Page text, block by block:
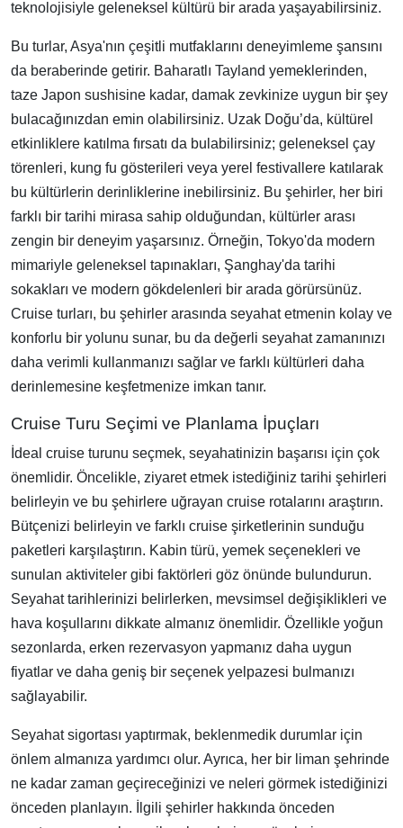
teknolojisiyle geleneksel kültürü bir arada yaşayabilirsiniz.
Bu turlar, Asya'nın çeşitli mutfaklarını deneyimleme şansını
da beraberinde getirir. Baharatlı Tayland yemeklerinden,
taze Japon sushisine kadar, damak zevkinize uygun bir şey
bulacağınızdan emin olabilirsiniz. Uzak Doğu’da, kültürel
etkinliklere katılma fırsatı da bulabilirsiniz; geleneksel çay
törenleri, kung fu gösterileri veya yerel festivallere katılarak
bu kültürlerin derinliklerine inebilirsiniz. Bu şehirler, her biri
farklı bir tarihi mirasa sahip olduğundan, kültürler arası
zengin bir deneyim yaşarsınız. Örneğin, Tokyo'da modern
mimariyle geleneksel tapınakları, Şanghay'da tarihi
sokakları ve modern gökdelenleri bir arada görürsünüz.
Cruise turları, bu şehirler arasında seyahat etmenin kolay ve
konforlu bir yolunu sunar, bu da değerli seyahat zamanınızı
daha verimli kullanmanızı sağlar ve farklı kültürleri daha
derinlemesine keşfetmenize imkan tanır.
Cruise Turu Seçimi ve Planlama İpuçları
İdeal cruise turunu seçmek, seyahatinizin başarısı için çok
önemlidir. Öncelikle, ziyaret etmek istediğiniz tarihi şehirleri
belirleyin ve bu şehirlere uğrayan cruise rotalarını araştırın.
Bütçenizi belirleyin ve farklı cruise şirketlerinin sunduğu
paketleri karşılaştırın. Kabin türü, yemek seçenekleri ve
sunulan aktiviteler gibi faktörleri göz önünde bulundurun.
Seyahat tarihlerinizi belirlerken, mevsimsel değişiklikleri ve
hava koşullarını dikkate almanız önemlidir. Özellikle yoğun
sezonlarda, erken rezervasyon yapmanız daha uygun
fiyatlar ve daha geniş bir seçenek yelpazesi bulmanızı
sağlayabilir.
Seyahat sigortası yaptırmak, beklenmedik durumlar için
önlem almanıza yardımcı olur. Ayrıca, her bir liman şehrinde
ne kadar zaman geçireceğinizi ve neleri görmek istediğinizi
önceden planlayın. İlgili şehirler hakkında önceden